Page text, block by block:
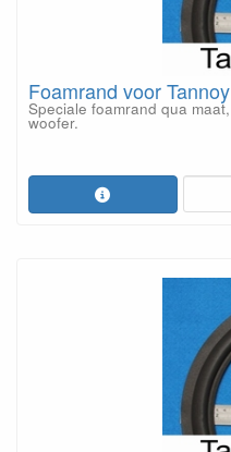
Foamrand voor
Speciale foamrand qua
woofer.